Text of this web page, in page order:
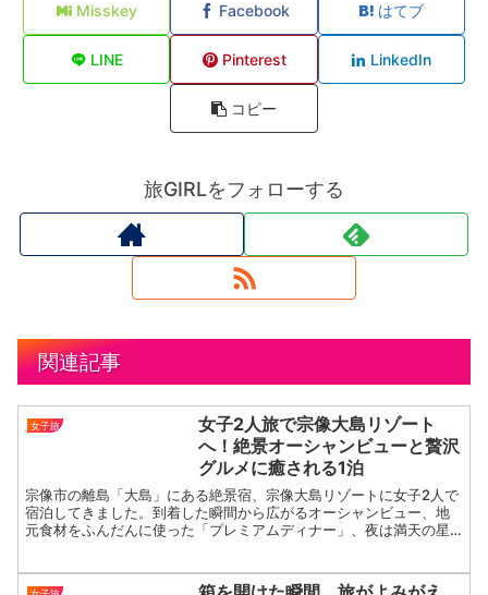
Misskey Facebook はてブ
LINE Pinterest LinkedIn
コピー
旅GIRLをフォローする
関連記事
女子旅
女子2人旅で宗像大島リゾート
へ！絶景オーシャンビューと贅沢
グルメに癒される1泊
宗像市の離島「大島」にある絶景宿、宗像大島リゾートに女子2人で
宿泊してきました。到着した瞬間から広がるオーシャンビュー、地
元食材をふんだんに使った「プレミアムディナー」、夜は満天の星